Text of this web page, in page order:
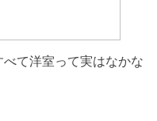
て洋室って実はなかな